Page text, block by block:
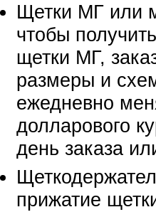
Щетки МГ или
чтобы
щетки МГ,
размеры и
ежедневно
долларового
день заказа
прижатие